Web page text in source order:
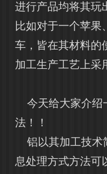
进行产品均将其玩
比如对于一个苹果
车，皆在其材料的
加工生产工艺上采
今天给大家介绍
法！！
铝以其加工技术
息处理方式方法可